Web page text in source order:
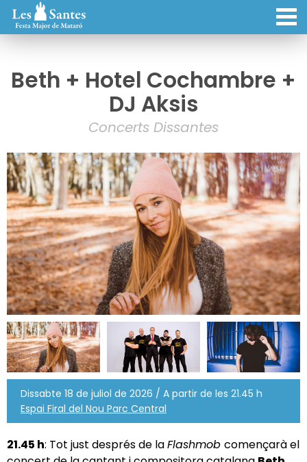
Beth + Hotel Cochambre +
DJ Aksis
Concerts Dissantes
Dissabte 18 de juliol de 2026 / A partir de les 21.45 h
Espai Firal del Nou Parc Central
21.45 h: Tot just després de laFlashmob començarà el